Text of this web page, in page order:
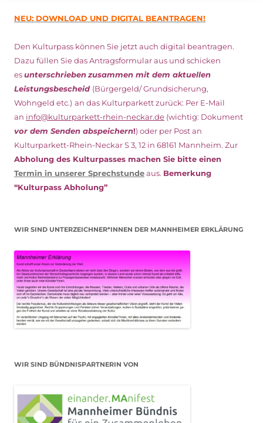
NEU: DOWNLOAD UND DIGITAL BEANTRAGEN!
Den Kulturpass können Sie jetzt auch digital beantragen.
Dazu füllen Sie das Antragsformular aus und schicken
esunterschriebenzusammen mit dem aktuellen
Leistungsbescheid (Bürgergeld/ Grundsicherung,
Wohngeld etc.) an das Kulturparkett zurück: Per E-Mail
an info@kulturparkett-rhein-neckar.de (wichtig: Dokument
vor dem Senden abspeichern!) oder per Post an
Kulturparkett-Rhein-Neckar S 3, 12 in 68161 Mannheim. Zur
Abholung des Kulturpasses machen Sie bitte einen
Termin in unserer Sprechstundeaus. Bemerkung
“Kulturpass Abholung”
WIR SIND UNTERZEICHNER*INNEN DER MANNHEIMER ERKLÄRUNG
WIR SIND BÜNDNISPARTNERIN VON